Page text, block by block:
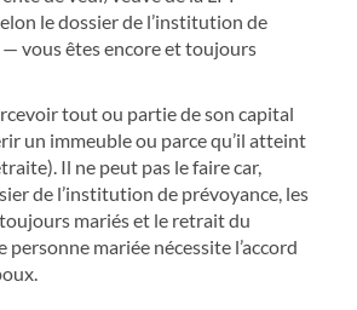
le dossier de l’institution de
vous êtes encore et toujours
tout ou partie de son capital
un immeuble ou parce qu’il atteint
Il ne peut pas le faire car,
de l’institution de prévoyance, les
mariés et le retrait du
personne mariée nécessite l’accord